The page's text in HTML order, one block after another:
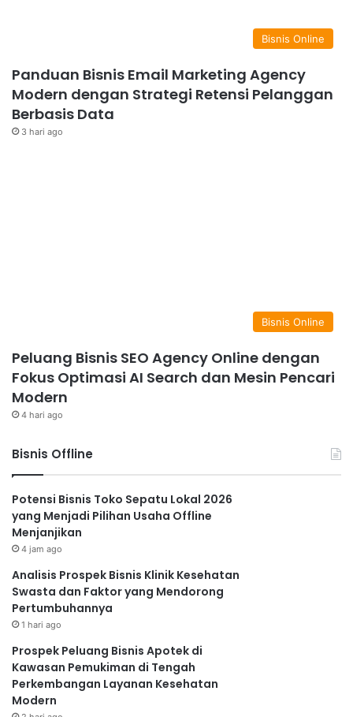
Bisnis Online
Panduan Bisnis Email Marketing Agency
Modern dengan Strategi Retensi Pelanggan
Berbasis Data
3 hari ago
Bisnis Online
Peluang Bisnis SEO Agency Online dengan
Fokus Optimasi AI Search dan Mesin Pencari
Modern
4 hari ago
Bisnis Offline
Potensi Bisnis Toko Sepatu Lokal 2026
yang Menjadi Pilihan Usaha Offline
Menjanjikan
4 jam ago
Analisis Prospek Bisnis Klinik Kesehatan
Swasta dan Faktor yang Mendorong
Pertumbuhannya
1 hari ago
Prospek Peluang Bisnis Apotek di
Kawasan Pemukiman di Tengah
Perkembangan Layanan Kesehatan
Modern